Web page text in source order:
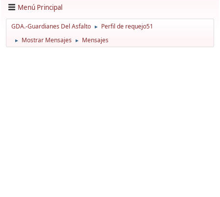
Menú Principal
GDA.-Guardianes Del Asfalto ► Perfil de requejo51
► Mostrar Mensajes ► Mensajes